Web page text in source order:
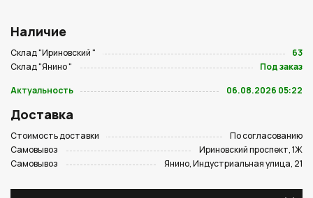
Наличие
Склад "Ириновский "
63
Склад "Янино "
Под заказ
Актуальность
06.08.2026 05:22
Доставка
Стоимость доставки
По согласованию
Самовывоз
Ириновский проспект, 1Ж
Самовывоз
Янино, Индустриальная улица, 21